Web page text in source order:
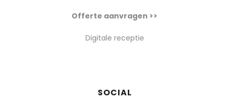
Offerte aanvragen >>
Digitale receptie
SOCIAL